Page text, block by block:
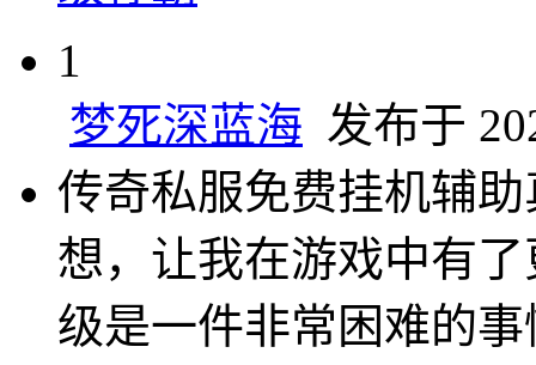
1
梦死深蓝海 发布于
传奇私服免费挂机辅
想，让我在游戏中有
级是一件非常困难的